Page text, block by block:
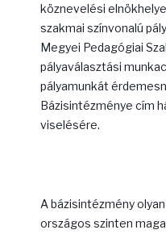
köznevelési
szakmai színvonalú
Megyei Pedagógiai
pályaválasztási
pályamunkát
Bázisintézménye cím
viselésére.
A bázisintézmény
országos szinten